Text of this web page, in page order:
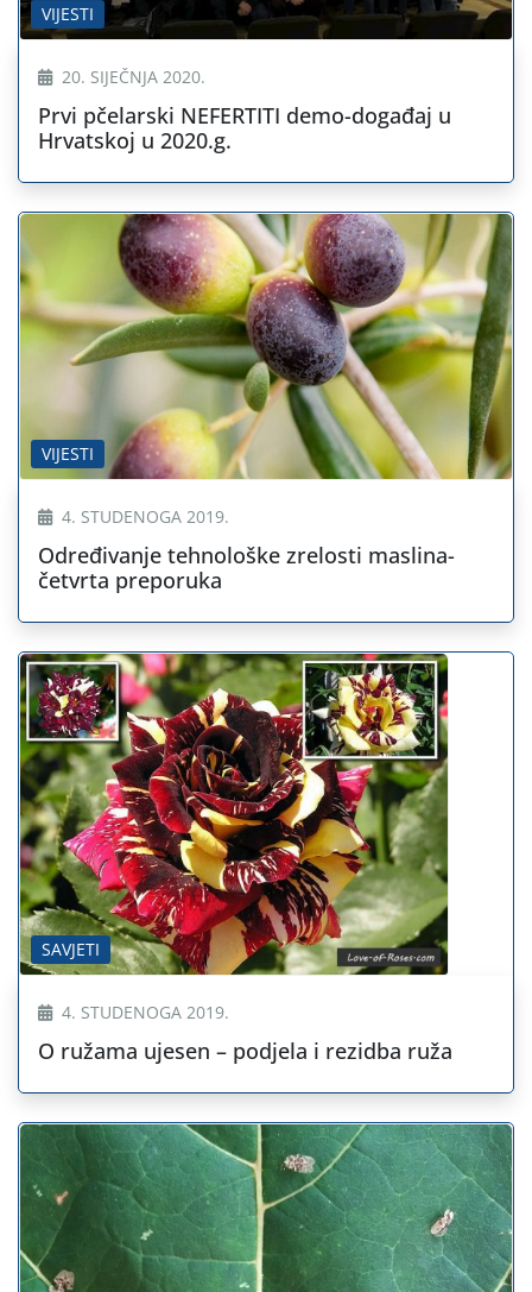
VIJESTI
20. SIJEČNJA 2020.
Prvi pčelarski NEFERTITI demo-događaj u
Hrvatskoj u 2020.g.
VIJESTI
4. STUDENOGA 2019.
Određivanje tehnološke zrelosti maslina-
četvrta preporuka
SAVJETI
4. STUDENOGA 2019.
O ružama ujesen – podjela i rezidba ruža